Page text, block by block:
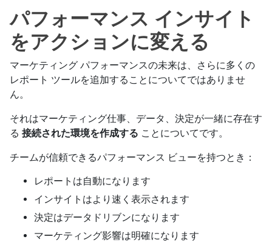
パフォーマンス インサイト
をアクションに変える
マーケティング パフォーマンスの未来は、さらに多くの
レポート ツールを追加することについてではありませ
ん。
それはマーケティング仕事、データ、決定が一緒に存在す
る 接続された環境を作成する ことについてです。
チームが信頼できるパフォーマンス ビューを持つとき：
レポートは自動になります
インサイトはより速く表示されます
決定はデータドリブンになります
マーケティング影響は明確になります